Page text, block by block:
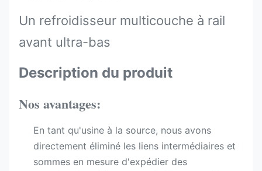
Un refroidisseur multicouche à rail
avant ultra-bas
Description du produit
Nos avantages:
En tant qu'usine à la source, nous avons
directement éliminé les liens intermédiaires et
sommes en mesure d'expédier des